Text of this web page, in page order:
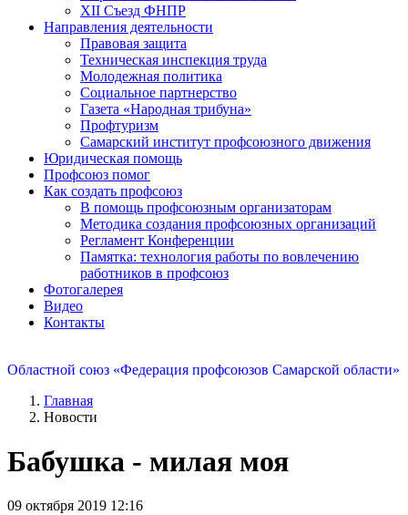
XII Съезд ФНПР
Направления деятельности
Правовая защита
Техническая инспекция труда
Молодежная политика
Социальное партнерство
Газета «Народная трибуна»
Профтуризм
Самарский институт профсоюзного движения
Юридическая помощь
Профсоюз помог
Как создать профсоюз
В помощь профсоюзным организаторам
Методика создания профсоюзных организаций
Регламент Конференции
Памятка: технология работы по вовлечению
работников в профсоюз
Фотогалерея
Видео
Контакты
Областной союз «Федерация профсоюзов Самарской области»
Главная
Новости
Бабушка - милая моя
09 октября 2019 12:16